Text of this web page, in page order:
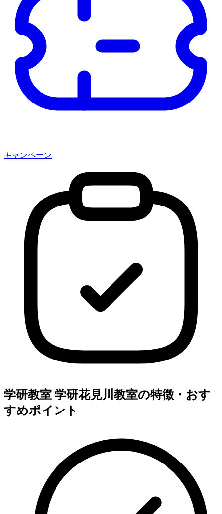
キャンペーン
学研教室 学研花見川教室の特徴・おす
すめポイント